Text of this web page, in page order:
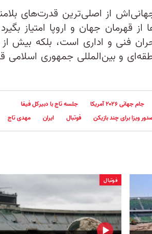
از اصلی‌ترین قدرت‌های
قهرمان جهان و اروپا امتیاز
فنی و اداری است، بلکه بیش
و بین‌المللی جمهوری اسلامی
جام جهانی ۲۰۲۶ آمریکا
جلسه تاج با دبیرکل فیفا
ویزا برای چند بازیکن
فوتبال ایران مهدی تاج
فوتبال